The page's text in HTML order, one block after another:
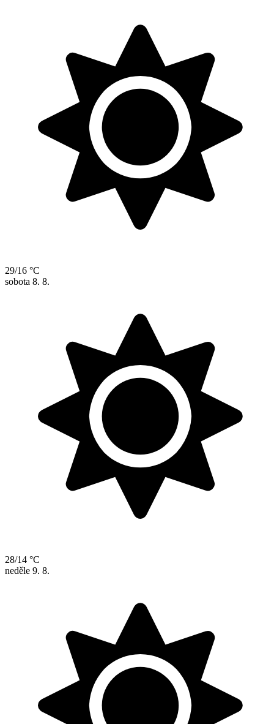
29/16 °C
sobota 8. 8.
28/14 °C
neděle 9. 8.